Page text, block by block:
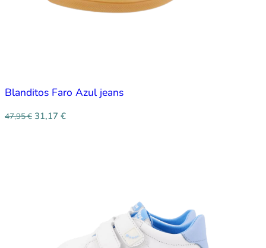
Blanditos Faro Azul jeans
47,95€ 31,17 €